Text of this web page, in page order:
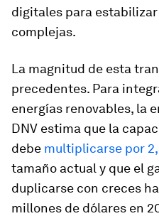
digitales para
complejas.
La magnitud de esta
precedentes. Para
energías renovables, la
DNV estima que la
debe multiplicarse por
tamaño actual y que el
duplicarse con creces
millones de dólares en